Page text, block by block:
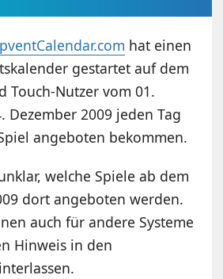
hat einen
gestartet auf dem
Touch-Nutzer vom 01.
Dezember 2009 jeden Tag
angeboten bekommen.
welche Spiele ab dem
dort angeboten werden.
auch für andere Systeme
Hinweis in den